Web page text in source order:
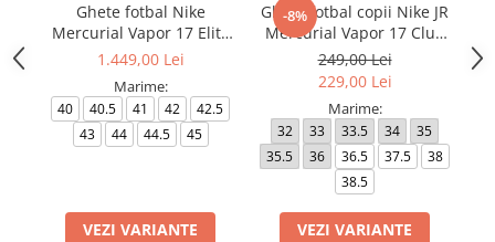
Ghete fotbal Nike
Mercurial Vapor 17 Elite
FG T Se
1.449,00 Lei
Marime:
40 40.5 41 42
42.5
43
44 44.5 45
VEZI VARIANTE
-8%
Ghete fotbal copii Nike JR
Mercurial Vapor 17 Club
FG/MG
249,00 Lei
229,00 Lei
Marime:
32 33 33.5 34
35
35.5
36 36.5 37.5
38
38.5
VEZI VARIANTE